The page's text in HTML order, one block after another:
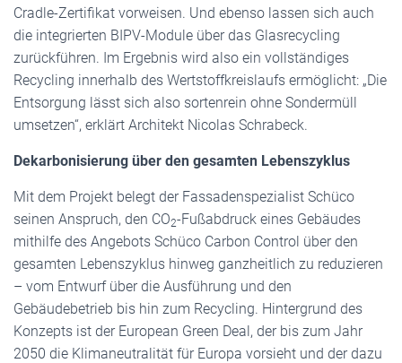
Cradle-Zertifikat vorweisen. Und ebenso lassen sich auch
die integrierten BIPV-Module über das Glasrecycling
zurückführen. Im Ergebnis wird also ein vollständiges
Recycling innerhalb des Wertstoffkreislaufs ermöglicht: „Die
Entsorgung lässt sich also sortenrein ohne Sondermüll
umsetzen“, erklärt Architekt Nicolas Schrabeck.
Dekarbonisierung über den gesamten Lebenszyklus
Mit dem Projekt belegt der Fassadenspezialist Schüco
seinen Anspruch, den CO2-Fußabdruck eines Gebäudes
mithilfe des Angebots Schüco Carbon Control über den
gesamten Lebenszyklus hinweg ganzheitlich zu reduzieren
– vom Entwurf über die Ausführung und den
Gebäudebetrieb bis hin zum Recycling. Hintergrund des
Konzepts ist der European Green Deal, der bis zum Jahr
2050 die Klimaneutralität für Europa vorsieht und der dazu